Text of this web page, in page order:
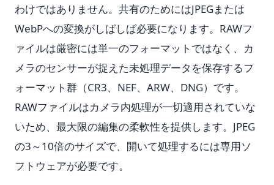
わけではありません。共有のためにはJPEGまたは
WebPへの変換がしばしば必要になります。RAWフ
ァイルは厳密には単一のフォーマットではなく、カ
メラのセンサーが捉えた未処理データを保存するフ
ォーマット群（CR3、NEF、ARW、DNG）です。
RAWファイルはカメラ内処理が一切適用されていな
いため、最大限の編集の柔軟性を提供します。JPEG
の3～10倍のサイズで、開いて処理するには専用ソ
フトウェアが必要です。